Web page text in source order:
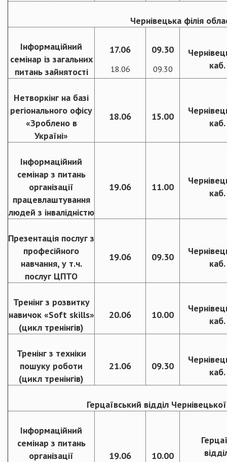
Чернівецька філія
Інформаційний
семінар із загальних
питань зайнятості
17.06
18.06
09.30
09.30
Нетворкінг на базі
регіонального офісу
«Зроблено в
Україні»
18.06 15.00
Інформаційний
семінар з питань
організації
працевлаштування
людей з інвалідністю
19.06 11.00
Презентація послуг з
професійного
навчання, у т.ч.
послуг ЦПТО
19.06 09.30
Тренінг з розвитку
навичок «Soft skills»
(цикл тренінгів)
20.06 10.00
Тренінг з техніки
пошуку роботи
(цикл тренінгів)
21.06 09.30
Герцаївський відділ
Інформаційний
семінар з питань
організації
19.06 10.00